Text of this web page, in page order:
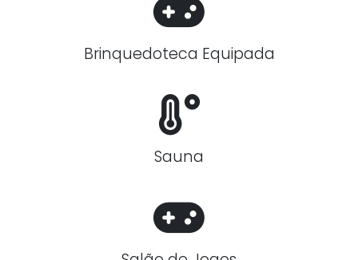
Brinquedoteca Equipada
Sauna